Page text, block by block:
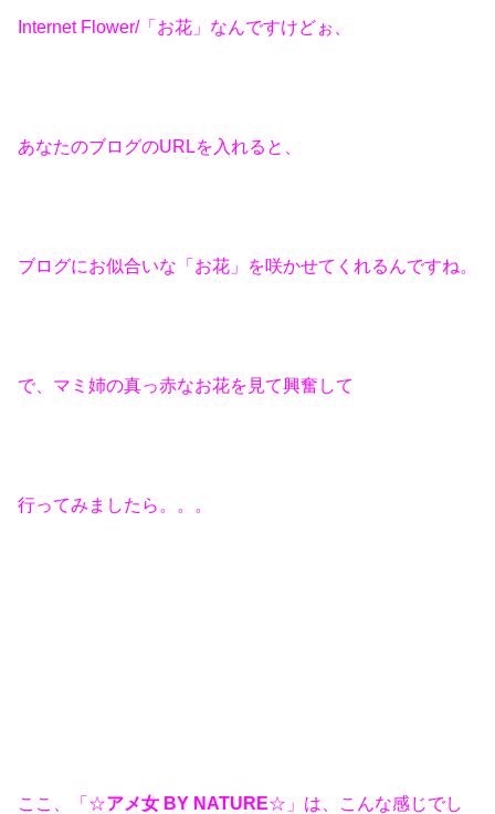
Internet Flower/「お花」なんですけどぉ、
あなたのブログのURLを入れると、
ブログにお似合いな「お花」を咲かせてくれるんですね。
で、マミ姉の真っ赤なお花を見て興奮して
行ってみましたら。。。
ここ、「☆アメ女 BY NATURE☆」は、こんな感じでし